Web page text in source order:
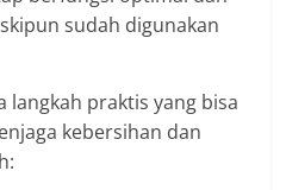
sudah digunakan
langkah praktis yang bisa
kebersihan dan